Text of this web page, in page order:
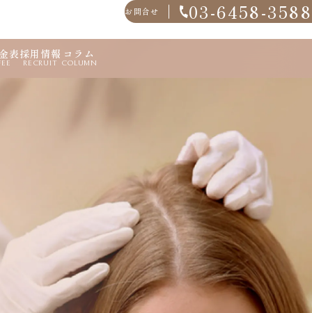
お問合せ 03-6458-3588
表
RECRUIT
採用情報
COLUMN
コラム